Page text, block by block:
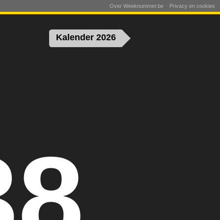
Kalender 2026
Over Weeknummer.be Privacy en cookies